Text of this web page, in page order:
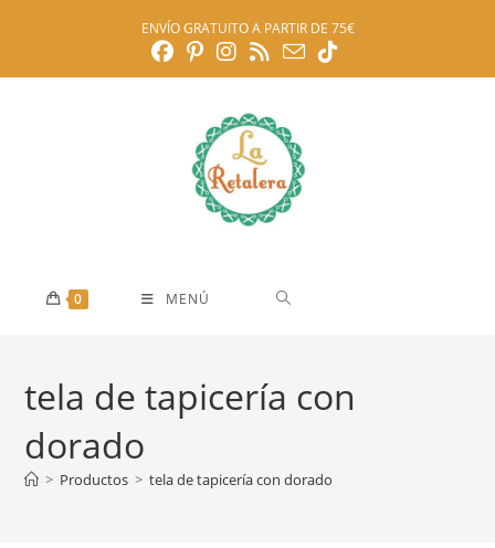
ENVÍO GRATUITO A PARTIR DE 75€
0 MENÚ
tela de tapicería con
dorado
> Productos > tela de tapicería con dorado